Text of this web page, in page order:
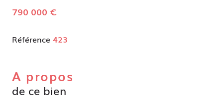
790 000 €
Référence 423
A propos
de ce bien